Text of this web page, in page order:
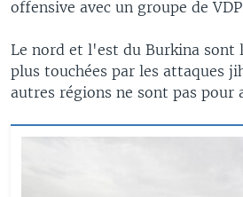
offensive avec un groupe de
Le nord et l'est du Burkina sont
plus touchées par les attaques
autres régions ne sont pas pour